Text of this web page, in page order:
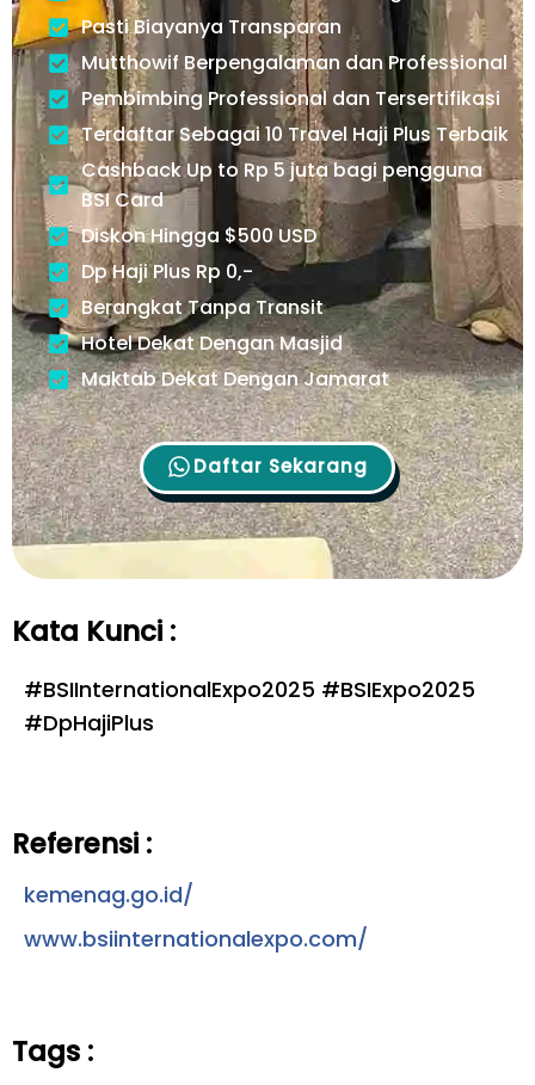
Pasti Biayanya Transparan
Mutthowif Berpengalaman dan Professional
Pembimbing Professional dan Tersertifikasi
Terdaftar Sebagai 10 Travel Haji Plus Terbaik
Cashback Up to Rp 5 juta bagi pengguna
BSI Card
Diskon Hingga $500 USD
Dp Haji Plus Rp 0,-
Berangkat Tanpa Transit
Hotel Dekat Dengan Masjid
Maktab Dekat Dengan Jamarat
Daftar Sekarang
Kata Kunci :
#BSIInternationalExpo2025 #BSIExpo2025
#DpHajiPlus
Referensi :
kemenag.go.id/
www.bsiinternationalexpo.com/
Tags :